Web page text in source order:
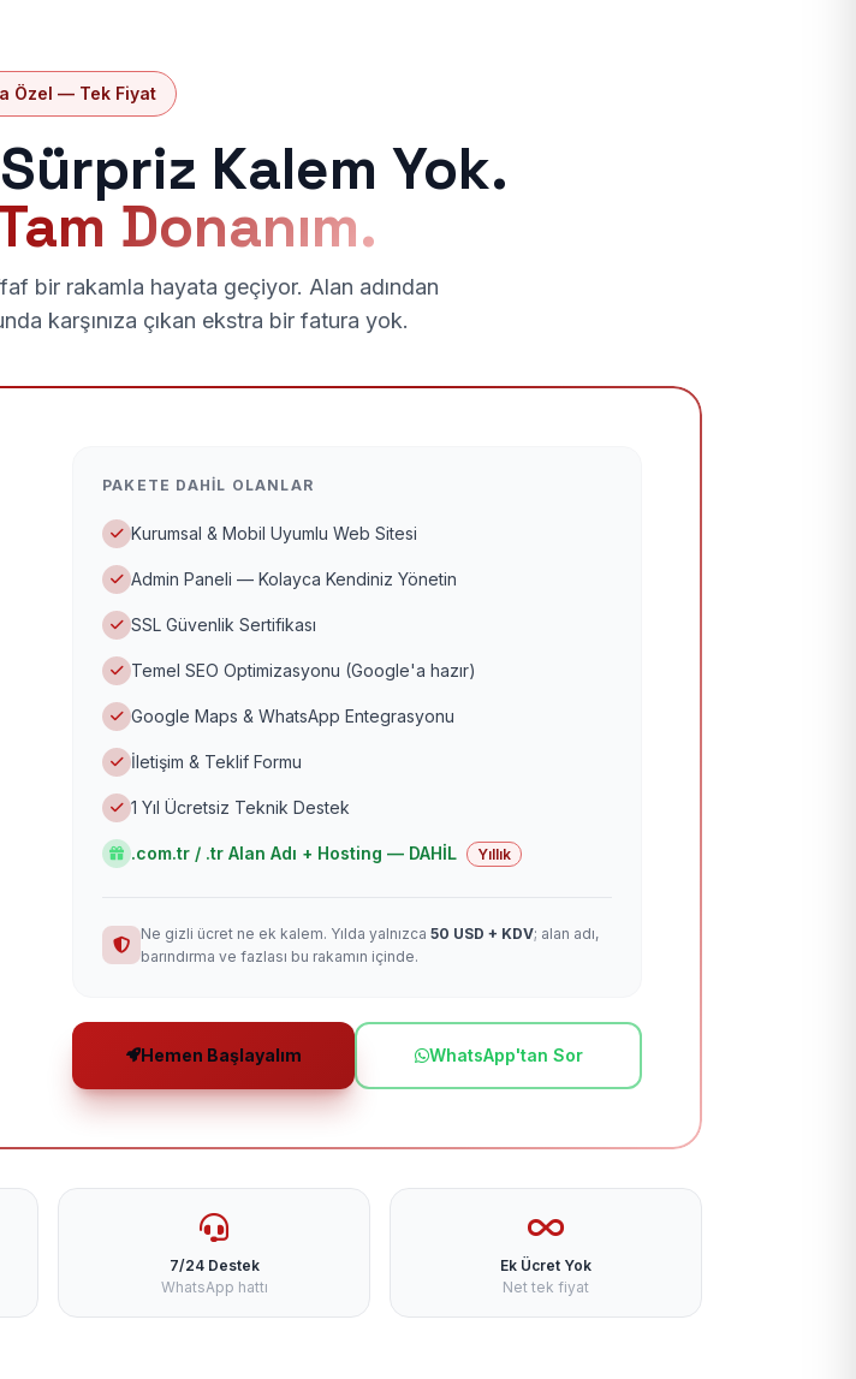
Özel — Tek Fiyat
Kalem Yok.
Donanım.
bir rakamla hayata geçiyor. Alan adından
karşınıza çıkan ekstra bir fatura yok.
PAKETE DAHIL OLANLAR
Kurumsal & Mobil Uyumlu Web Sitesi
Admin Paneli — Kolayca Kendiniz Yönetin
SSL Güvenlik Sertifikası
Temel SEO Optimizasyonu (Google'a hazır)
Google Maps & WhatsApp Entegrasyonu
İletişim & Teklif Formu
1 Yıl Ücretsiz Teknik Destek
.com.tr / .tr Alan Adı + Hosting — DAHİL Yıllık
Ne gizli ücret ne ek kalem. Yılda yalnızca 50 USD + KDV; alan adı,
barındırma ve fazlası bu rakamın içinde.
Hemen Başlayalım WhatsApp'tan Sor
7/24 Destek
WhatsApp hattı
Ek Ücret Yok
Net tek fiyat